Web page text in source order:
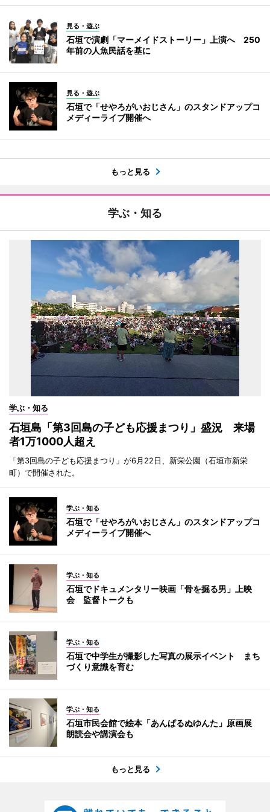
見る・遊ぶ
石垣で演劇「マーメイドストーリー」上演へ 250
年前の人魚民話を基に
見る・遊ぶ
石垣で「せやろがいおじさん」のスタンドアップコ
メディーライブ開催へ
もっと見る
学ぶ・知る
学ぶ・知る
石垣島「第3回島の子ども応援まつり」盛況 来場
者1万1000人超え
「第3回島の子ども応援まつり」が6月22日、新栄公園（石垣市新栄
町）で開催された。
学ぶ・知る
石垣で「せやろがいおじさん」のスタンドアップコ
メディーライブ開催へ
学ぶ・知る
石垣でドキュメンタリー映画「骨を掘る男」上映
会 監督トークも
学ぶ・知る
石垣で中学生が撮影した写真の展示イベント まち
づくり意識を育む
学ぶ・知る
石垣市民会館で絵本「あんぱるぬゆんた」原画展
朗読会や講演会も
もっと見る